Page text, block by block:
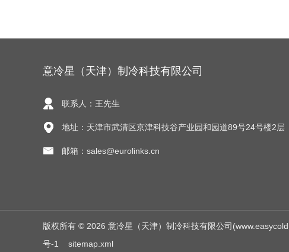
意冷星（天津）制冷科技有限公司
联系人：王先生
地址：天津市武清区京津科技谷产业园和园道89号24号楼2层
邮箱：sales@eurolinks.cn
版权所有 © 2026 意冷星（天津）制冷科技有限公司
号-1
sitemap.xml